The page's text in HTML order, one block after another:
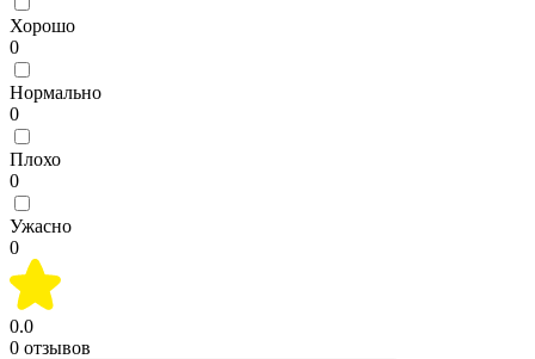
Хорошо
0
Нормально
0
Плохо
0
Ужасно
0
0.0
0 отзывов